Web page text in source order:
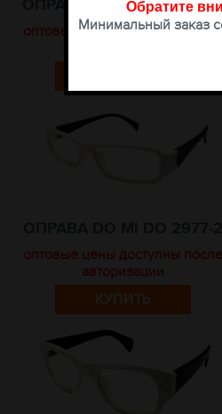
ОПРАВА DO MI DO 2972-8
оптовые цены доступны после
оптовые цены доступны после
авторизации
КУПИТЬ
Обратите
Минимальный заказ